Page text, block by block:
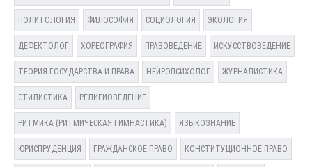
ПОЛИТОЛОГИЯ ФИЛОСОФИЯ СОЦИОЛОГИЯ ЭКОЛОГИЯ
ДЕФЕКТОЛОГ ХОРЕОГРАФИЯ ПРАВОВЕДЕНИЕ ИСКУССТВОВЕДЕНИЕ
ТЕОРИЯ ГОСУДАРСТВА И ПРАВА НЕЙРОПСИХОЛОГ ЖУРНАЛИСТИКА
СТИЛИСТИКА РЕЛИГИОВЕДЕНИЕ
РИТМИКА (РИТМИЧЕСКАЯ ГИМНАСТИКА) ЯЗЫКОЗНАНИЕ
ЮРИСПРУДЕНЦИЯ ГРАЖДАНСКОЕ ПРАВО КОНСТИТУЦИОННОЕ ПРАВО